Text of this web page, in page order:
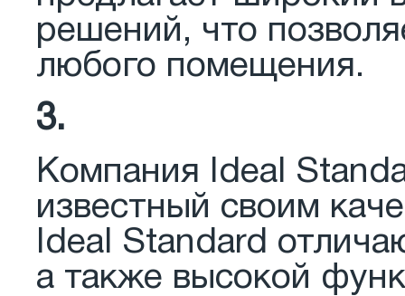
решений, что
любого помещения.
3.
Компания Ideal
известный своим
Ideal Standard
а также высокой